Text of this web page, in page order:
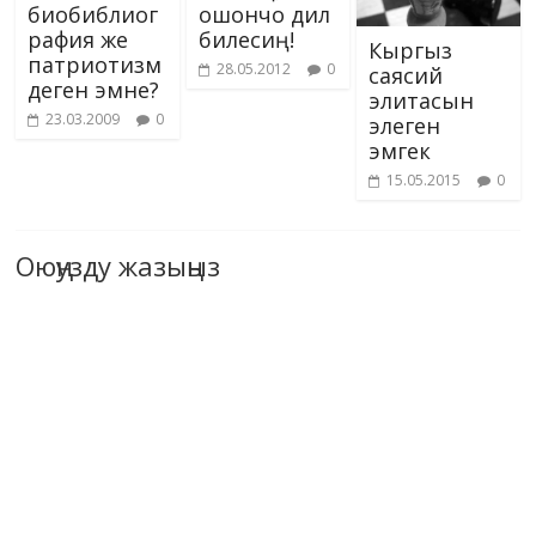
биобиблиог
рафия же
патриотизм
деген эмне?
23.03.2009 0
ошончо дил
билесиң!
28.05.2012 0
Кыргыз
саясий
элитасын
элеген
эмгек
15.05.2015 0
Оюңузду жазыңыз